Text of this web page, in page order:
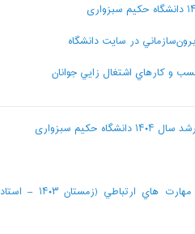
در سايت دانشگاه
و کارهاي اشتغال زايي جوانان
سبزواری
برگزاري کارگاه آموزشي فن بيان و مهارت هاي ارتباطي (زمستان ۱۴۰۳ – استاد